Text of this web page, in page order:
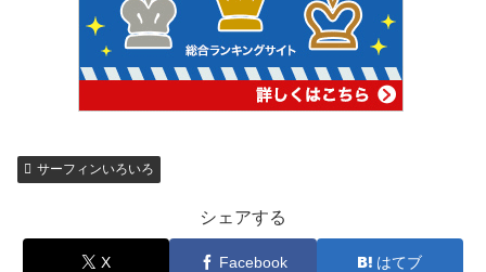
サーフィンいろいろ
シェアする
X Facebook はてブ